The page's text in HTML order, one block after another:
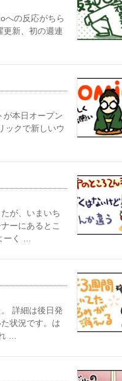
への反応がちら
更新、初の週連
が本日オープン
ックで新しいウ
が、いまいち
ーにあるとこ
ーく …
詳細は後日発
状況です。は
…